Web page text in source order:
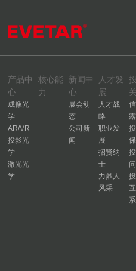
产品中
心
成像光
学
AR/VR
投影光
学
激光光
学
核心能
力
新闻中
心
展会动
态
公司新
闻
人才发
展
人才战
略
职业发
展
招贤纳
士
力鼎人
风采
露
系